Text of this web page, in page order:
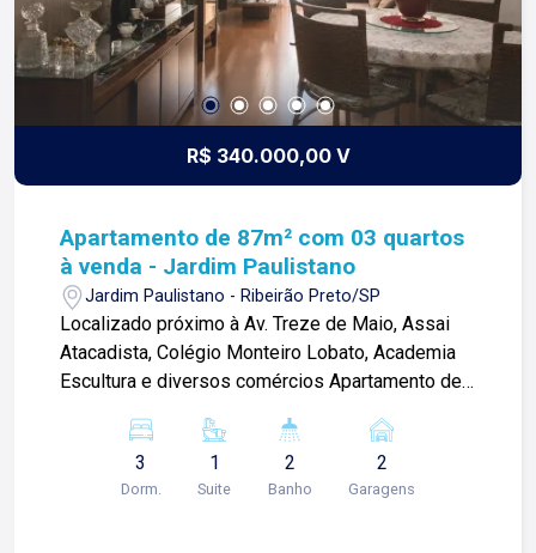
R$ 340.000,00 V
Apartamento de 87m² com 03 quartos
à venda - Jardim Paulistano
Jardim Paulistano - Ribeirão Preto/SP
Localizado próximo à Av. Treze de Maio, Assai
Atacadista, Colégio Monteiro Lobato, Academia
Escultura e diversos comércios Apartamento de
armários, sendo 01 suíte; -01 banheiro social
com gabinete e box blindex; -Sala 02 ambientes
com sacada; -Cozinha com armários, exaustou e
3
Dorm.
1
Suite
2
Banho
2
Garagens